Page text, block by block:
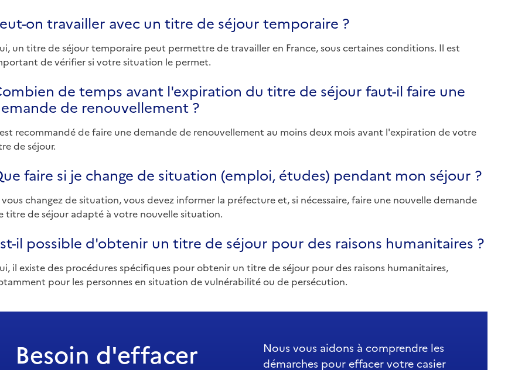
on travailler avec un titre de séjour temporaire ?
un titre de séjour temporaire peut permettre de travailler en France, sous certaines conditions. Il est
de vérifier si votre situation le permet.
de temps avant l'expiration du titre de séjour faut-il faire une
de renouvellement ?
recommandé de faire une demande de renouvellement au moins deux mois avant l'expiration de votre
de séjour.
faire si je change de situation (emploi, études) pendant mon séjour ?
vous changez de situation, vous devez informer la préfecture et, si nécessaire, faire une nouvelle demande
titre de séjour adapté à votre nouvelle situation.
il possible d'obtenir un titre de séjour pour des raisons humanitaires ?
il existe des procédures spécifiques pour obtenir un titre de séjour pour des raisons humanitaires,
pour les personnes en situation de vulnérabilité ou de persécution.
Besoin d'effacer
Nous vous aidons à comprendre les
démarches pour effacer votre casier